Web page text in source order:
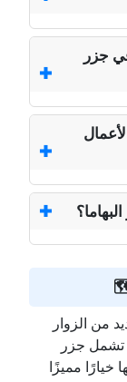
جزر
🗺️
من الزوار
تشمل جزر
خيارًا مميزًا